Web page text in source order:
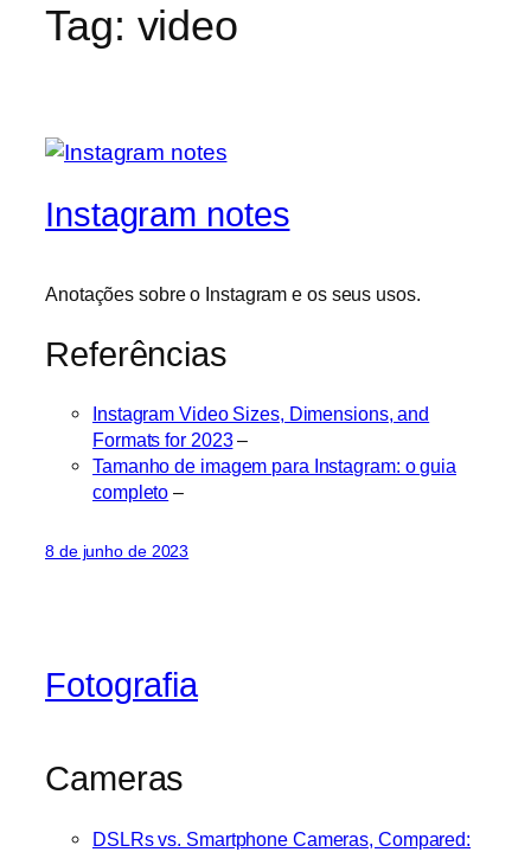
Tag: video
Instagram notes
Anotações sobre o Instagram e os seus usos.
Referências
Instagram Video Sizes, Dimensions, and
Formats for 2023–
Tamanho de imagem para Instagram: o guia
completo –
8 de junho de 2023
Fotografia
Cameras
DSLRs vs. Smartphone Cameras, Compared: